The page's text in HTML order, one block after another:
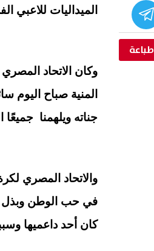
طباعة
الميداليات للاعبي
وكان الاتحاد
المنية صباح اليوم
جناته ويلهمنا جميعًا
والاتحاد المصري
في حب الوطن وبذل
كان أحد داعميها
ضبط المتهم بانتحال صفة موظف في
وزارة الداخلية للنصب على المواطنين